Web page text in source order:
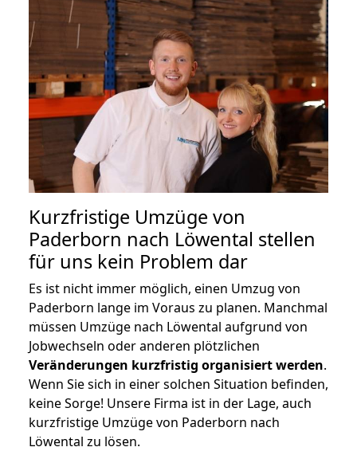
Kurzfristige Umzüge von
Paderborn nach Löwental stellen
für uns kein Problem dar
Es ist nicht immer möglich, einen Umzug von
Paderborn lange im Voraus zu planen. Manchmal
müssen Umzüge nach Löwental aufgrund von
Jobwechseln oder anderen plötzlichen
Veränderungen kurzfristig organisiert werden.
Wenn Sie sich in einer solchen Situation befinden,
keine Sorge! Unsere Firma ist in der Lage, auch
kurzfristige Umzüge von Paderborn nach
Löwental zu lösen.